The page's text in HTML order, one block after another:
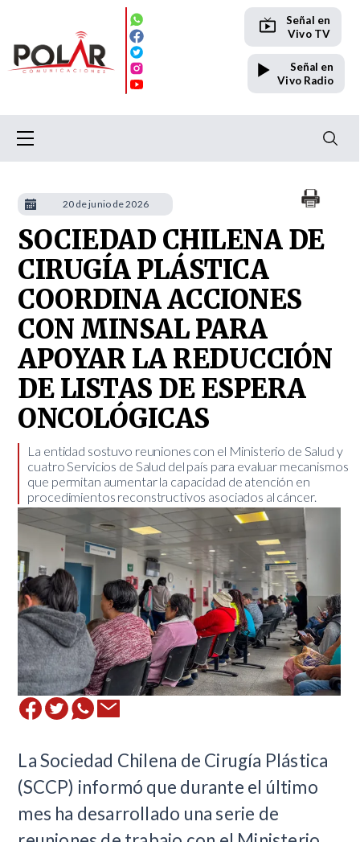
Señal en
Vivo TV
Señal en
Vivo Radio
SOCIEDAD CHILENA DE
CIRUGÍA PLÁSTICA
COORDINA ACCIONES
CON MINSAL PARA
APOYAR LA REDUCCIÓN
DE LISTAS DE ESPERA
ONCOLÓGICAS
​La entidad sostuvo reuniones con el Ministerio de Salud y
cuatro Servicios de Salud del país para evaluar mecanismos
que permitan aumentar la capacidad de atención en
procedimientos reconstructivos asociados al cáncer.
La Sociedad Chilena de Cirugía Plástica
(SCCP) informó que durante el último
mes ha desarrollado una serie de
20 de junio de 2026